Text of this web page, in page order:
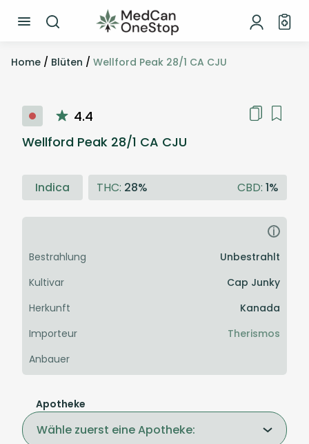
Home / Blüten / Wellford Peak 28/1 CA CJU
4.4
Wellford Peak 28/1 CA CJU
Indica THC: 28% CBD: 1%
i
Bestrahlung
Unbestrahlt
Kultivar
Cap Junky
Herkunft
Kanada
Importeur
Therismos
Anbauer
Apotheke
Wähle zuerst eine Apotheke: